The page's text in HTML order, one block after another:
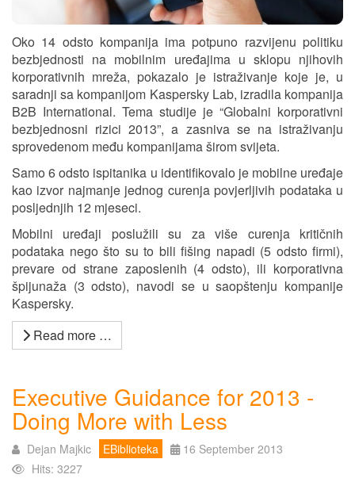
Oko 14 odsto kompanija ima potpuno razvijenu politiku
bezbjednosti na mobilnim uređajima u sklopu njihovih
korporativnih mreža, pokazalo je istraživanje koje je, u
saradnji sa kompanijom Kaspersky Lab, izradila kompanija
B2B International. Tema studije je “Globalni korporativni
bezbjednosni rizici 2013”, a zasniva se na istraživanju
sprovedenom među kompanijama širom svijeta.
Samo 6 odsto ispitanika u identifikovalo je mobilne uređaje
kao izvor najmanje jednog curenja povjerljivih podataka u
posljednjih 12 mjeseci.
Mobilni uređaji poslužili su za više curenja kritičnih
podataka nego što su to bili fišing napadi (5 odsto firmi),
prevare od strane zaposlenih (4 odsto), ili korporativna
špijunaža (3 odsto), navodi se u saopštenju kompanije
Kaspersky.
Read more …
Executive Guidance for 2013 -
Doing More with Less
Dejan Majkic EBiblioteka
16 September 2013
Hits: 3227